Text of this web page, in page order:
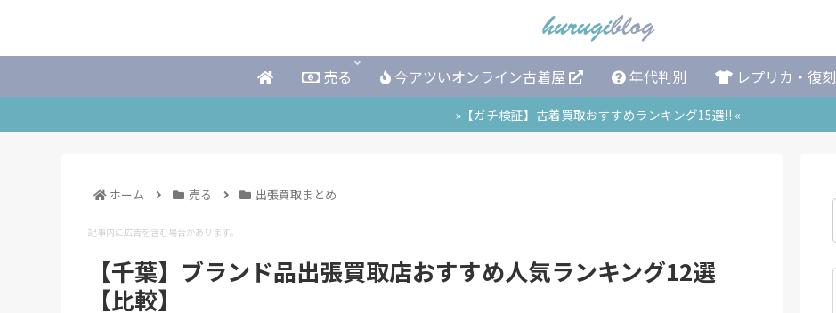
売る 今アツいオンライン古着屋 年代判別 レプリカ・復刻
»【ガチ検証】古着買取おすすめランキング15選!! «
ホーム 売る 出張買取まとめ
記事内に広告を含む場合があります。
【千葉】ブランド品出張買取店おすすめ人気ランキング12選
【比較】